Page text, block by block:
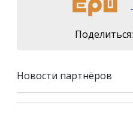
Поделиться:
Новости партнёров